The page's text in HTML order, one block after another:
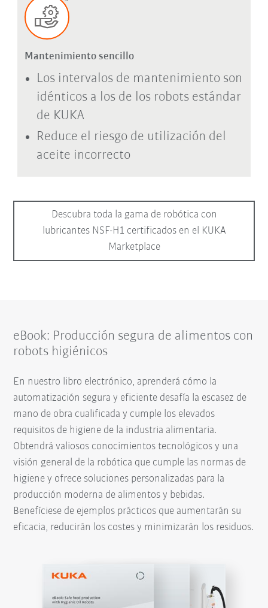
Mantenimiento sencillo
Los intervalos de mantenimiento son
idénticos a los de los robots estándar
de KUKA
Reduce el riesgo de utilización del
aceite incorrecto
Descubra toda la gama de robótica con
lubricantes NSF-H1 certificados en el KUKA
Marketplace
eBook: Producción segura de alimentos con
robots higiénicos
En nuestro libro electrónico, aprenderá cómo la
automatización segura y eficiente desafía la escasez de
mano de obra cualificada y cumple los elevados
requisitos de higiene de la industria alimentaria.
Obtendrá valiosos conocimientos tecnológicos y una
visión general de la robótica que cumple las normas de
higiene y ofrece soluciones personalizadas para la
producción moderna de alimentos y bebidas.
Benefíciese de ejemplos prácticos que aumentarán su
eficacia, reducirán los costes y minimizarán los residuos.